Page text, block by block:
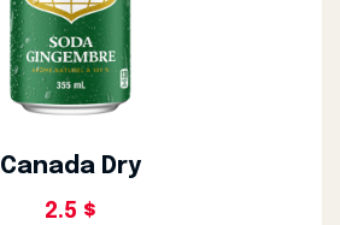
Canada Dry
2.5 $